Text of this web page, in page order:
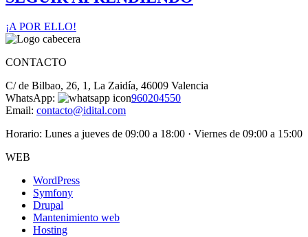
¡A POR ELLO!
CONTACTO
C/ de Bilbao, 26, 1, La Zaidía, 46009 Valencia
WhatsApp:
960204550
Email: contacto@idital.com
Horario: Lunes a jueves de 09:00 a 18:00 · Viernes de 09:00 a 15:00
WEB
WordPress
Symfony
Drupal
Mantenimiento web
Hosting